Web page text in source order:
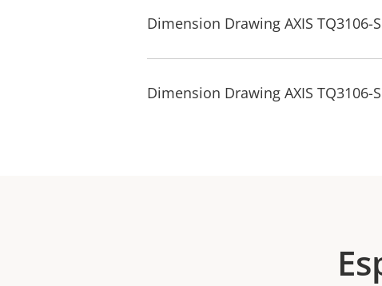
Dimension Drawing AXIS TQ3106-
Dimension Drawing AXIS TQ3106-